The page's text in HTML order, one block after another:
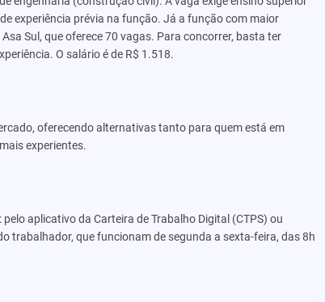
experiência prévia na função. Já a função com maior
Sul, que oferece 70 vagas. Para concorrer, basta ter
O salário é de R$ 1.518.
oferecendo alternativas tanto para quem está em
experientes.
aplicativo da Carteira de Trabalho Digital (CTPS) ou
trabalhador, que funcionam de segunda a sexta-feira, das 8h